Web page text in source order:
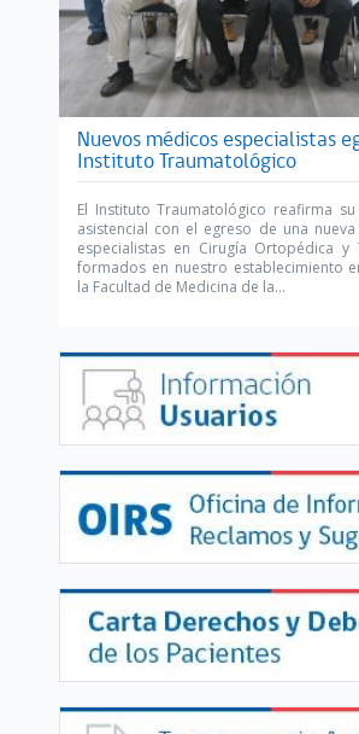
Nuevos médicos especialistas
Instituto Traumatológico
El Instituto Traumatológico reafirma
asistencial con el egreso de una
especialistas en Cirugía Ortopédica y
formados en nuestro establecimiento
la Facultad de Medicina de la...